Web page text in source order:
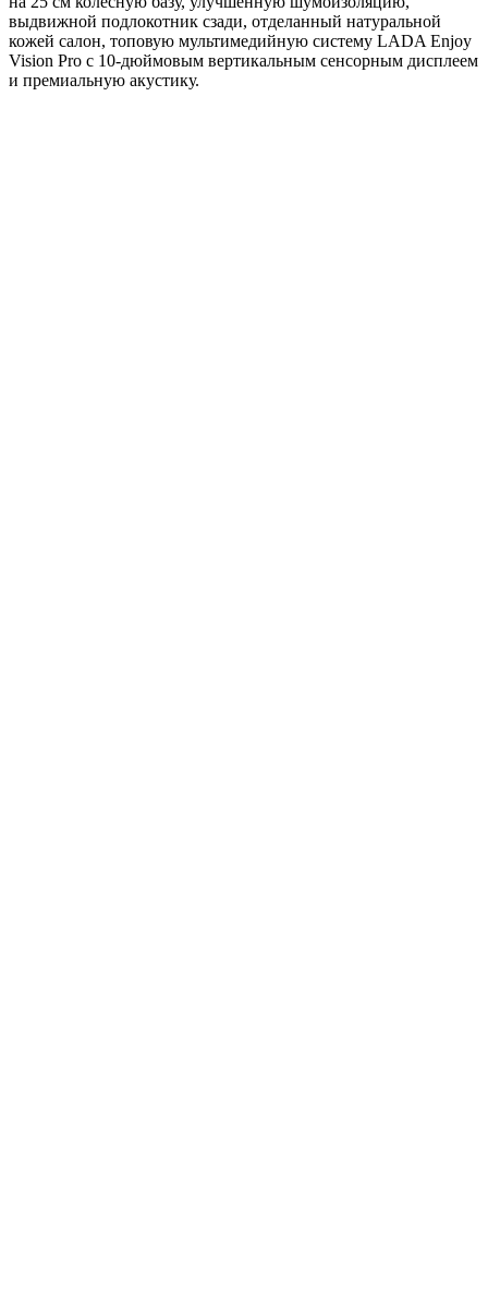
выдвижной подлокотник сзади, отделанный натуральной
кожей салон, топовую мультимедийную систему LADA Enjoy
Vision Pro с 10-дюймовым вертикальным сенсорным дисплеем
и премиальную акустику.